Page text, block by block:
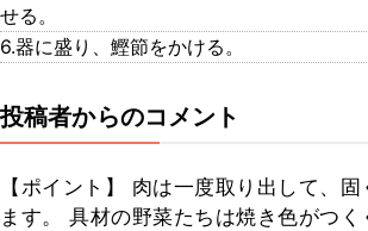
せる。
6.器に盛り、鰹節をかける。
投稿者からのコメント
【ポイント】 肉は一度取り出して、
ます。 具材の野菜たちは焼き色がつく